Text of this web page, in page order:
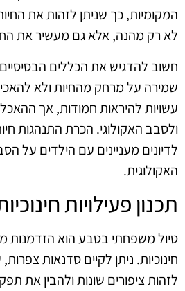
המקומיות, כך שניתן לזהות את
לא רק מהנה, אלא גם מעשיר את
חשוב להדגיש את הכללים
שמירה על מרחק מהחיות ולא
עשויות להיראות חמודות, אך
ולסבב האקולוגי. הכרת התנהגות
לדיונים מעניינים עם הילדים על
האקולוגית.
תכנון פעילויות
טיול משפחתי בטבע הוא הזדמנות
חינוכיות. ניתן לקיים סדנאות
לזהות ציפורים שונות ולהבין את